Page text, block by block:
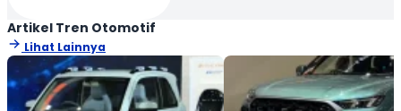
Artikel Tren Otomotif
Lihat Lainnya